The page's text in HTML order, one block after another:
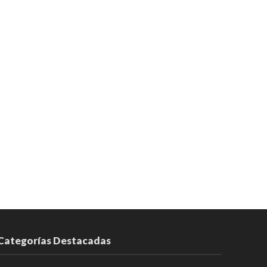
Destacadas